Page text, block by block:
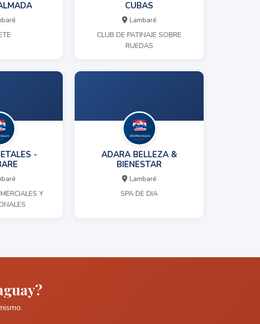
CUBAS
Lambaré
CLUB DE PATINAJE SOBRE
RUEDAS
-
Y
ADARA BELLEZA &
BIENESTAR
Lambaré
SPA DE DIA